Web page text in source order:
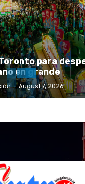
para
en grande
- August 7, 2026